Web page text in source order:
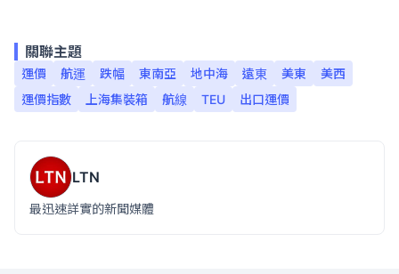
關聯主題
運價 航運 跌幅 東南亞 地中海 遠東 美東
美西
運價指數
上海集裝箱 航線 TEU 出口運價
LTN
最迅速詳實的新聞媒體